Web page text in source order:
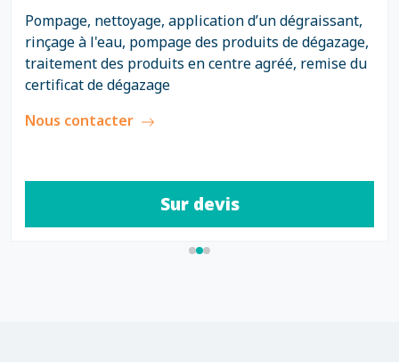
Pompage, nettoyage, application d’un dégraissant,
rinçage à l'eau, pompage des produits de dégazage,
traitement des produits en centre agréé, remise du
certificat de dégazage
Nous contacter
Sur devis